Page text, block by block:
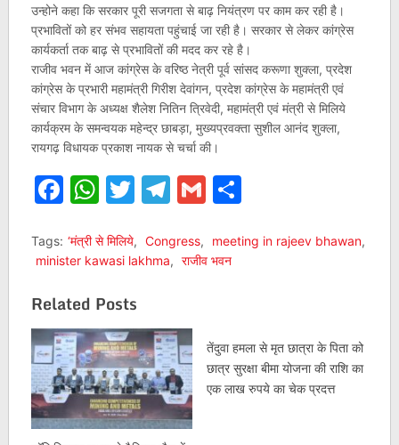
उन्होने कहा कि सरकार पूरी सजगता से बाढ़ नियंत्रण पर काम कर रही है।
प्रभावितों को हर संभव सहायता पहुंचाई जा रही है। सरकार से लेकर कांग्रेस
कार्यकर्ता तक बाढ़ से प्रभावितों की मदद कर रहे है।
राजीव भवन में आज कांग्रेस के वरिष्ठ नेत्री पूर्व सांसद करूणा शुक्ला, प्रदेश
कांग्रेस के प्रभारी महामंत्री गिरीश देवांगन, प्रदेश कांग्रेस के महामंत्री एवं
संचार विभाग के अध्यक्ष शैलेश नितिन त्रिवेदी, महामंत्री एवं मंत्री से मिलिये
कार्यक्रम के समन्वयक महेन्द्र छाबड़ा, मुख्यप्रवक्ता सुशील आनंद शुक्ला,
रायगढ़ विधायक प्रकाश नायक से चर्चा की।
Facebook
WhatsApp
Twitter
Telegram
GmailShare
Tags: ‘मंत्री से मिलिये, Congress, meeting in rajeev bhawan,
minister kawasi lakhma, राजीव भवन
Related Posts
तेंदुवा हमला से मृत छात्रा के पिता को
छात्र सुरक्षा बीमा योजना की राशि का
एक लाख रुपये का चेक प्रदत्त